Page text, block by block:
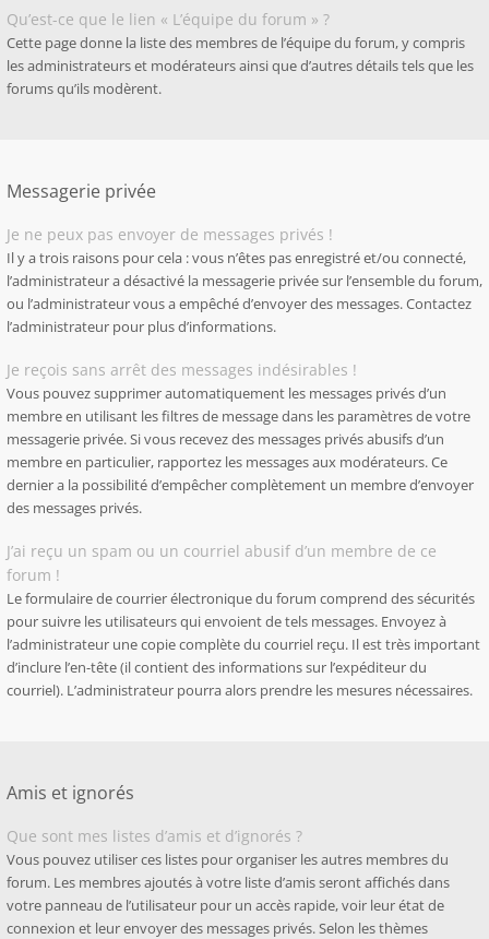
Qu’est-ce que le lien « L’équipe du forum » ?
Cette page donne la liste des membres de l’équipe du forum, y compris
les administrateurs et modérateurs ainsi que d’autres détails tels que les
forums qu’ils modèrent.
Messagerie privée
Je ne peux pas envoyer de messages privés !
Il y a trois raisons pour cela : vous n’êtes pas enregistré et/ou connecté,
l’administrateur a désactivé la messagerie privée sur l’ensemble du forum,
ou l’administrateur vous a empêché d’envoyer des messages. Contactez
l’administrateur pour plus d’informations.
Je reçois sans arrêt des messages indésirables !
Vous pouvez supprimer automatiquement les messages privés d’un
membre en utilisant les filtres de message dans les paramètres de votre
messagerie privée. Si vous recevez des messages privés abusifs d’un
membre en particulier, rapportez les messages aux modérateurs. Ce
dernier a la possibilité d’empêcher complètement un membre d’envoyer
des messages privés.
J’ai reçu un spam ou un courriel abusif d’un membre de ce
forum !
Le formulaire de courrier électronique du forum comprend des sécurités
pour suivre les utilisateurs qui envoient de tels messages. Envoyez à
l’administrateur une copie complète du courriel reçu. Il est très important
d’inclure l’en-tête (il contient des informations sur l’expéditeur du
courriel). L’administrateur pourra alors prendre les mesures nécessaires.
Amis et ignorés
Que sont mes listes d’amis et d’ignorés ?
Vous pouvez utiliser ces listes pour organiser les autres membres du
forum. Les membres ajoutés à votre liste d’amis seront affichés dans
votre panneau de l’utilisateur pour un accès rapide, voir leur état de
connexion et leur envoyer des messages privés. Selon les thèmes